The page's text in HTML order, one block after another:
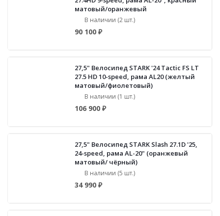
матовый/оранжевый
В наличии (2 шт.)
90 100 ₽
27,5" Велосипед STARK '24 Tactic FS LT
27.5 HD 10-speed, рама AL20 (желтый
матовый/фиолетовый)
В наличии (1 шт.)
106 900 ₽
27,5" Велосипед STARK Slash 27.1D '25,
24-speed, рама AL-20" (оранжевый
матовый/ чёрный)
В наличии (5 шт.)
34 990 ₽